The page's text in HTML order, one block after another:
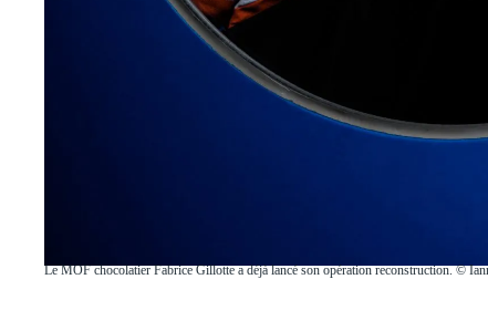
Le MOF chocolatier Fabrice Gillotte a déjà lancé son opération reconstruction. ©